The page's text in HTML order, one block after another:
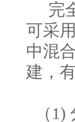
完全
可采
中混
建，
（1)